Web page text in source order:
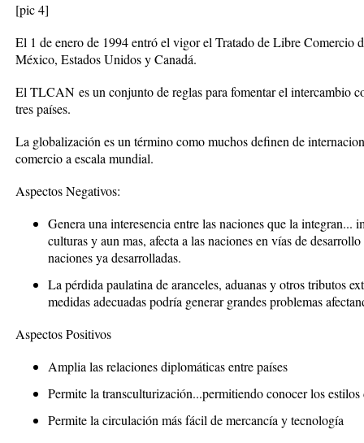
[pic 4]
El 1 de enero de 1994 entró el vigor el Tratado de Libre
México, Estados Unidos y Canadá.
El TLCAN es un conjunto de reglas para fomentar el intercambio
tres países.
La globalización es un término como muchos definen de
comercio a escala mundial.
Aspectos Negativos:
Genera una interesencia entre las naciones que la integran...
culturas y aun mas, afecta a las naciones en vías de
naciones ya desarrolladas.
La pérdida paulatina de aranceles, aduanas y otros tributos
medidas adecuadas podría generar grandes problemas
Aspectos Positivos
Amplia las relaciones diplomáticas entre países
Permite la transculturización...permitiendo conocer los
Permite la circulación más fácil de mercancía y tecnología